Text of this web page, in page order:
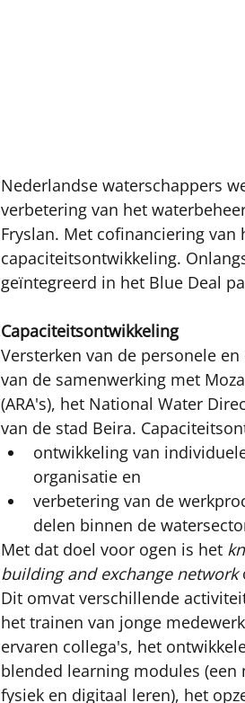
Nederlandse waterschappers
verbetering van het
Fryslan. Met cofinanciering van
capaciteitsontwikkeling.
geïntegreerd in het Blue Deal
Capaciteitsontwikkeling
Versterken van de personele
van de samenwerking met
(ARA's), het National Water
van de stad Beira.
ontwikkeling van
organisatie en
verbetering van de
delen binnen de
Met dat doel voor ogen is het
building and exchange network
Dit omvat verschillende
het trainen van jonge
ervaren collega's, het
blended learning modules (een
fysiek en digitaal leren), het